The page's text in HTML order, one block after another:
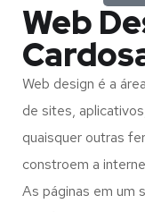
Web
Web design é a
de sites,
quaisquer outras
constroem a
As páginas em um